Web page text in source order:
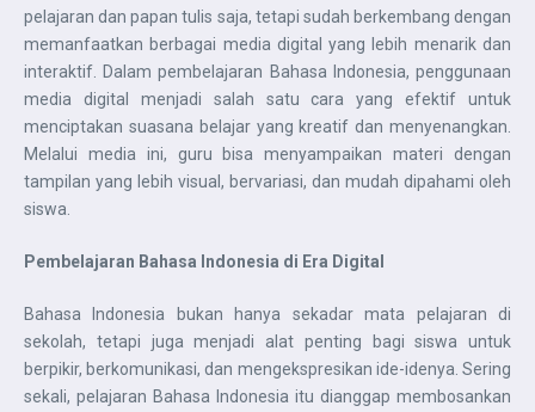
pelajaran dan papan tulis saja, tetapi sudah berkembang dengan
memanfaatkan berbagai media digital yang lebih menarik dan
interaktif. Dalam pembelajaran Bahasa Indonesia, penggunaan
media digital menjadi salah satu cara yang efektif untuk
menciptakan suasana belajar yang kreatif dan menyenangkan.
Melalui media ini, guru bisa menyampaikan materi dengan
tampilan yang lebih visual, bervariasi, dan mudah dipahami oleh
siswa.
Pembelajaran Bahasa Indonesia di Era Digital
Bahasa Indonesia bukan hanya sekadar mata pelajaran di
sekolah, tetapi juga menjadi alat penting bagi siswa untuk
berpikir, berkomunikasi, dan mengekspresikan ide-idenya. Sering
sekali, pelajaran Bahasa Indonesia itu dianggap membosankan